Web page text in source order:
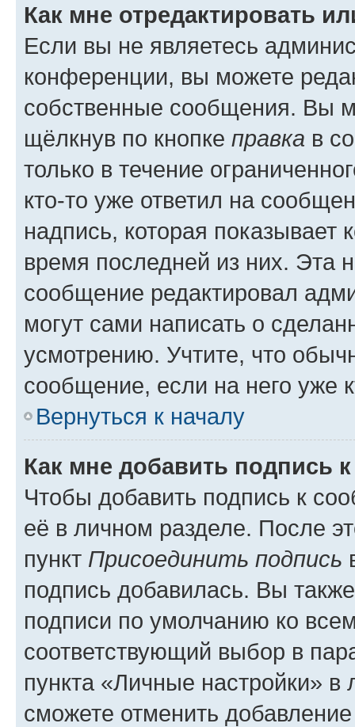
Как мне отредактировать
Если вы не являетесь
конференции, вы можете
собственные сообщения. Вы
щёлкнув по кнопке правка в
только в течение
кто-то уже ответил на
надпись, которая показывает
время последней из них. Эта
сообщение редактировал
могут сами написать о
усмотрению. Учтите, что
сообщение, если на него уже
Вернуться к началу
Как мне добавить подпись
Чтобы добавить подпись к
её в личном разделе. После
пункт Присоединить подпись
подпись добавилась. Вы
подписи по умолчанию ко
соответствующий выбор в
пункта «Личные настройки»
сможете отменить